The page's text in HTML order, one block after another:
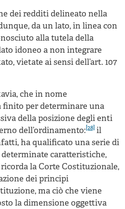
dei redditi delineato nella
da un lato, in linea con
alla tutela della
idoneo a non integrare
vietate ai sensi dell’art. 107
che in nome
finito per determinare una
della posizione degli enti
dell’ordinamento:[28] il
ha qualificato una serie di
caratteristiche,
la Corte Costituzionale,
dei principi
ma ciò che viene
la dimensione oggettiva